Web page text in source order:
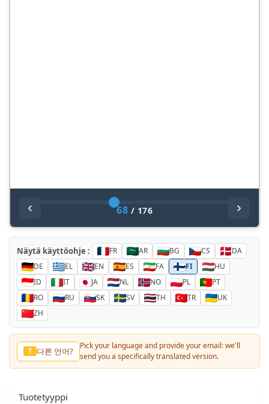
68 / 176
Näytä käyttöohje : FR AR BG CS
DA
DE
EL EN ES FA FI
HU
ID
IT JA NL NO PL
PT
RO
RU SK SV TH TR
UK
ZH
? 다른 언어?
Pick your language and provide your email: we'll
send you a specifically translated version.
Tuotetyyppi